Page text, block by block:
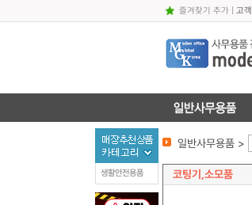
즐겨찾기 추가| 고객
일반사무용품 >
코팅기,소모품
생활안전용품